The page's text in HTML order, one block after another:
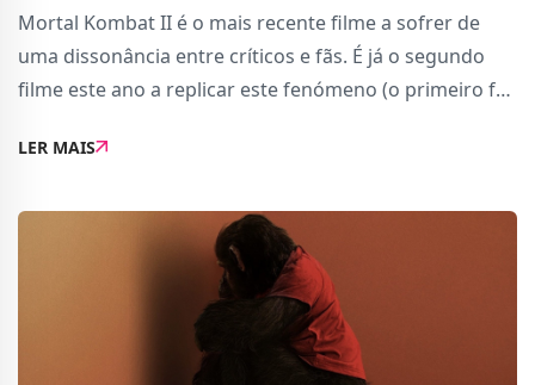
Mortal Kombat II é o mais recente filme a sofrer de
uma dissonância entre críticos e fãs. É já o segundo
filme este ano a replicar este fenómeno (o primeiro foi
consigo explicar exatamente
LER MAIS